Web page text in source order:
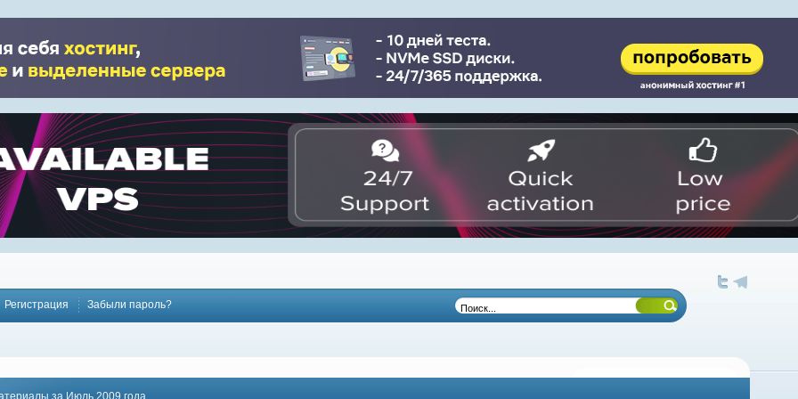
Регистрация Забыли пароль?
за Июль 2009 года